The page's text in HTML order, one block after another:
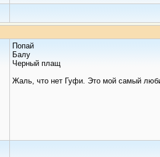
Попай
Балу
Черный плащ
Жаль, что нет Гуфи. Это мой самый